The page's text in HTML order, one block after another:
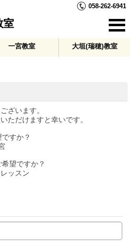
058-262-6941
室
一宮教室 大垣(瑞穂)教室
ざいます。
ただけますと幸いです。
すか？
望ですか？
ッスン